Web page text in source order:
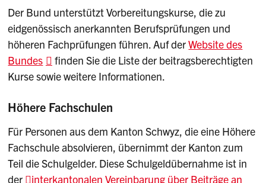
Der Bund unterstützt Vorbereitungskurse, die zu
eidgenössisch anerkannten Berufsprüfungen und
höheren Fachprüfungen führen. Auf derWebsite des
Bundes
finden Sie die Liste der beitragsberechtigten
Kurse sowie weitere Informationen.
Höhere Fachschulen
Für Personen aus dem Kanton Schwyz, die eine Höhere
Fachschule absolvieren, übernimmt der Kanton zum
Teil die Schulgelder. Diese Schulgeldübernahme ist in
der
interkantonalen Vereinbarung über Beiträge an